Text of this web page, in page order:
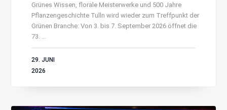
Grünes Wissen, florale Meisterwerke und 500 Jahre
Pflanzengeschichte Tulln wird wieder zum Treffpunkt der
Grünen Branche: Von 3. bis 7. September 2026 öffnet die
73. ...
29. JUNI
2026